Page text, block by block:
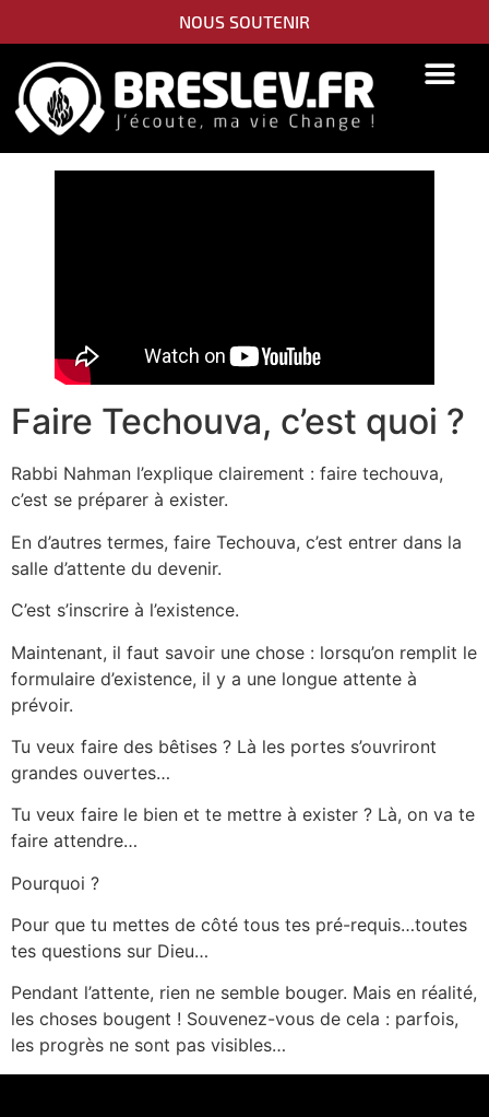
NOUS SOUTENIR
Faire Techouva, c’est quoi ?
Rabbi Nahman l’explique clairement : faire techouva,
c’est se préparer à exister.
En d’autres termes, faire Techouva, c’est entrer dans la
salle d’attente du devenir.
C’est s’inscrire à l’existence.
Maintenant, il faut savoir une chose : lorsqu’on remplit le
formulaire d’existence, il y a une longue attente à
prévoir.
Tu veux faire des bêtises ? Là les portes s’ouvriront
grandes ouvertes…
Tu veux faire le bien et te mettre à exister ? Là, on va te
faire attendre…
Pourquoi ?
Pour que tu mettes de côté tous tes pré-requis…toutes
tes questions sur Dieu…
Pendant l’attente, rien ne semble bouger. Mais en réalité,
les choses bougent ! Souvenez-vous de cela : parfois,
les progrès ne sont pas visibles…